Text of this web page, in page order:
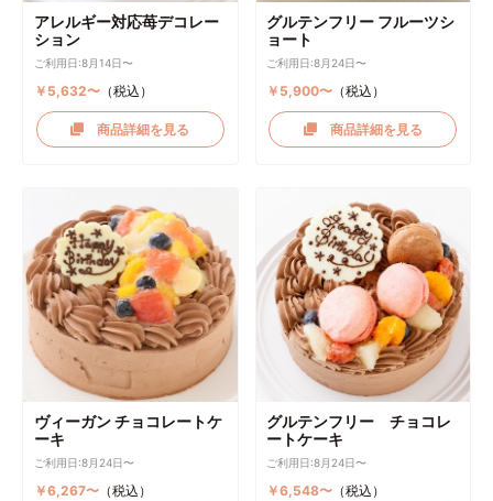
アレルギー対応苺デコレー
ション
ご利用日:8月14日〜
￥5,632〜（税込）
商品詳細を見る
グルテンフリー フルーツシ
ョート
ご利用日:8月24日〜
￥5,900〜 （税込）
商品詳細を見る
ヴィーガン チョコレートケ
ーキ
ご利用日:8月24日〜
￥6,267〜（税込）
グルテンフリー チョコレ
ートケーキ
ご利用日:8月24日〜
￥6,548〜 （税込）